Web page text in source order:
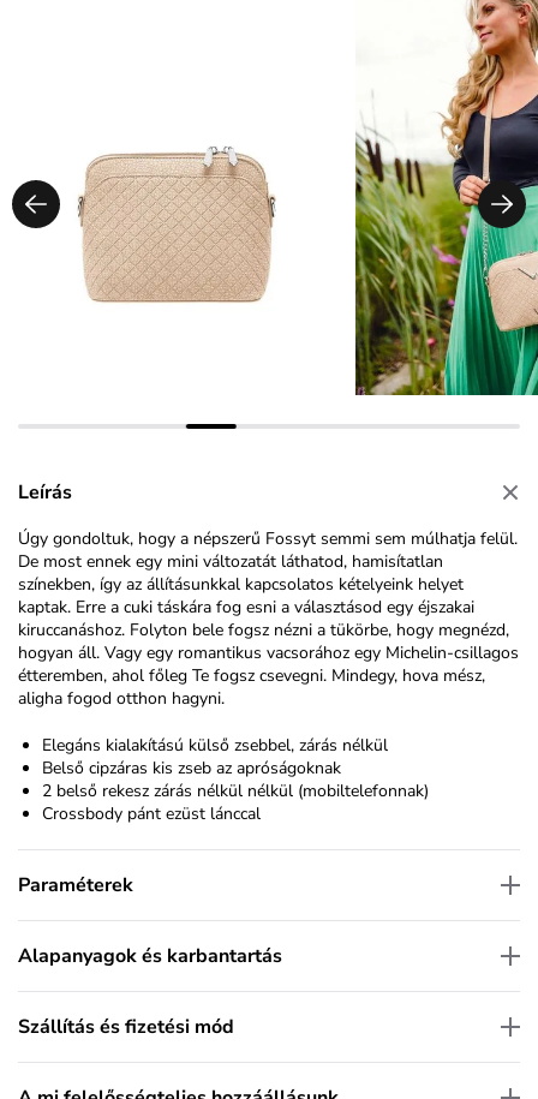
Leírás
Úgy gondoltuk, hogy a népszerű Fossyt semmi sem múlhatja felül.
De most ennek egy mini változatát láthatod, hamisítatlan
színekben, így az állításunkkal kapcsolatos kételyeink helyet
kaptak. Erre a cuki táskára fog esni a választásod egy éjszakai
kiruccanáshoz. Folyton bele fogsz nézni a tükörbe, hogy megnézd,
hogyan áll. Vagy egy romantikus vacsorához egy Michelin-csillagos
étteremben, ahol főleg Te fogsz csevegni. Mindegy, hova mész,
aligha fogod otthon hagyni.
Elegáns kialakítású külső zsebbel, zárás nélkül
Belső cipzáras kis zseb az apróságoknak
2 belső rekesz zárás nélkül nélkül (mobiltelefonnak)
Crossbody pánt ezüst lánccal
Paraméterek
Alapanyagok és karbantartás
Szállítás és fizetési mód